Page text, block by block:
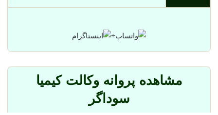
+
مشاهده پروانه وکالت کیمیا
سوداگر